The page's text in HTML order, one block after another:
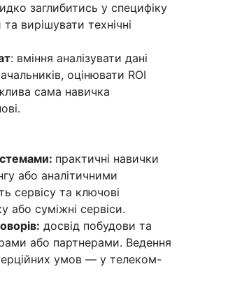
заглибитись у специфіку
вирішувати технічні
: вміння аналізувати дані
оцінювати ROI
сама навичка
практичні навички
або аналітичними
сервісу та ключові
або суміжні сервіси.
досвід побудови та
або партнерами. Ведення
умов — у телеком-